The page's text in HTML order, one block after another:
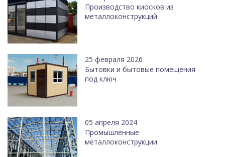
Производство киосков из
металлоконструкций
25 февраля 2026
Бытовки и бытовые помещения
под ключ
05 апреля 2024
Промышленные
металлоконструкции